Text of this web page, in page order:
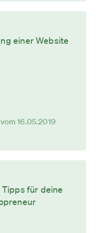
einer Website
16.05.2019
für deine